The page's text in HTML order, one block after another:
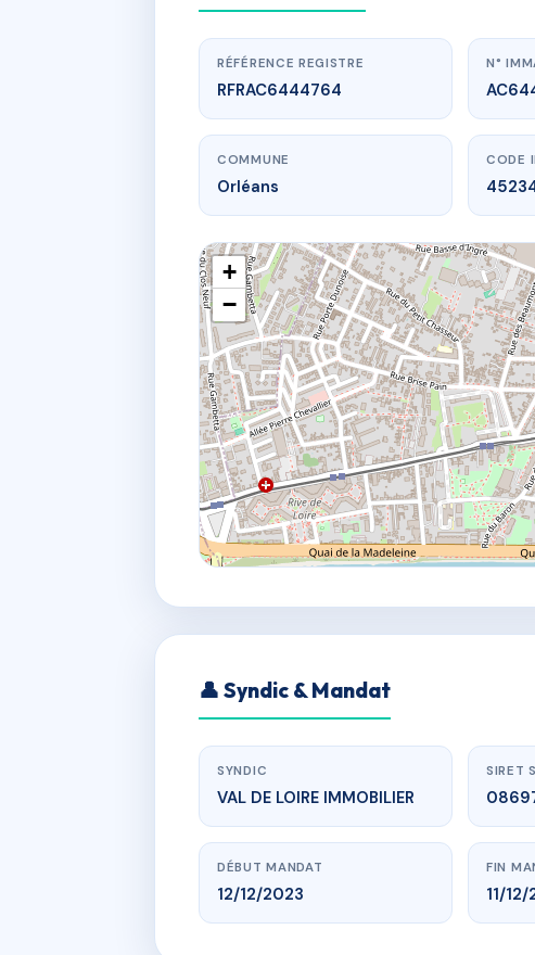
LES
10 r porte
RÉFÉRENCE REGISTRE
RFRAC6444764
N°
COMMUNE
Orléans
CODE
+
−
👤 Syndic & Mandat
SYNDIC
VAL DE LOIRE IMMOBILIER
SIRET
DÉBUT MANDAT
12/12/2023
FIN
11/